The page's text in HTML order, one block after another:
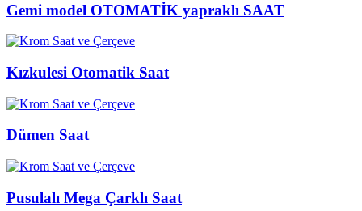
Gemi model OTOMATİK yapraklı SAAT
Kızkulesi Otomatik Saat
Dümen Saat
Pusulalı Mega Çarklı Saat